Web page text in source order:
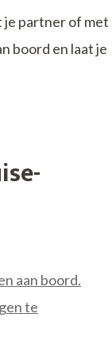
je partner of met
boord en laat je
aan boord.
te